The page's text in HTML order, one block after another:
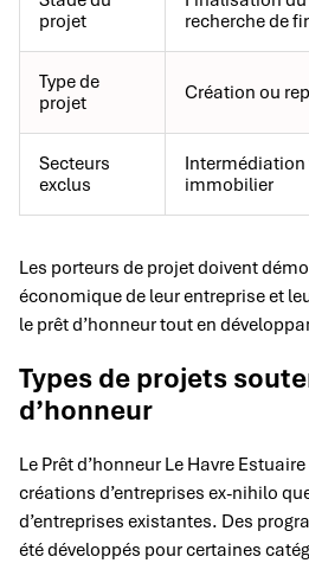
projet
recherche de
Type de
projet
Création ou
Secteurs
exclus
immobilier
Les porteurs de projet doivent
économique de leur entreprise et
le prêt d’honneur tout en
Types de projets
d’honneur
Le Prêt d’honneur Le Havre
créations d’entreprises ex-nihilo
d’entreprises existantes. Des
été développés pour certaines